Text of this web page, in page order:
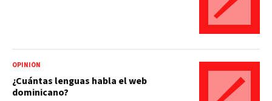
OPINIÓN
¿Cuántas lenguas habla el web
dominicano?